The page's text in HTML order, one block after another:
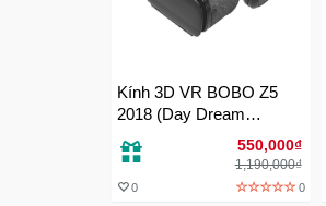
Kính 3D VR BOBO Z5
2018 (Day Dream
550,000₫
1,190,000₫
0 0